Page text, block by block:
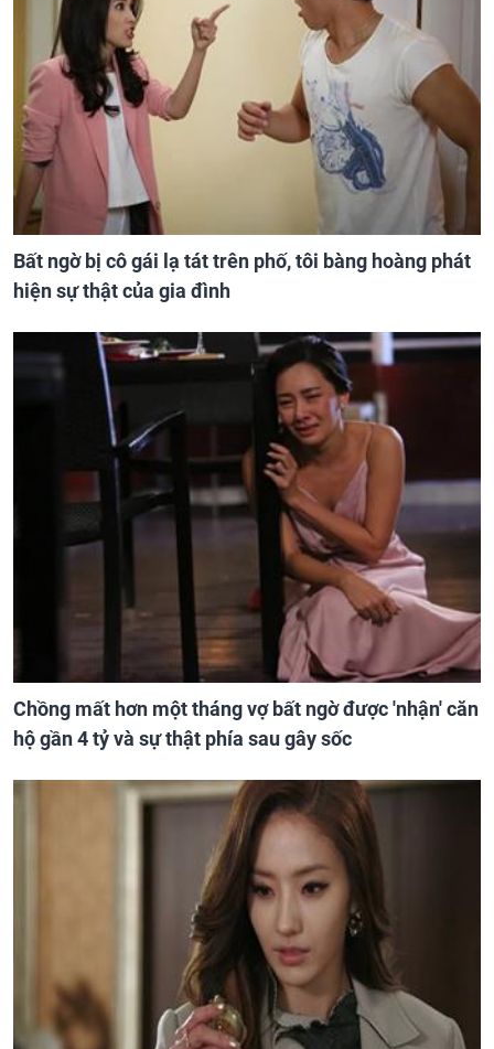
Bất ngờ bị cô gái lạ tát trên phố, tôi bàng hoàng phát
hiện sự thật của gia đình
Chồng mất hơn một tháng vợ bất ngờ được 'nhận' căn
hộ gần 4 tỷ và sự thật phía sau gây sốc